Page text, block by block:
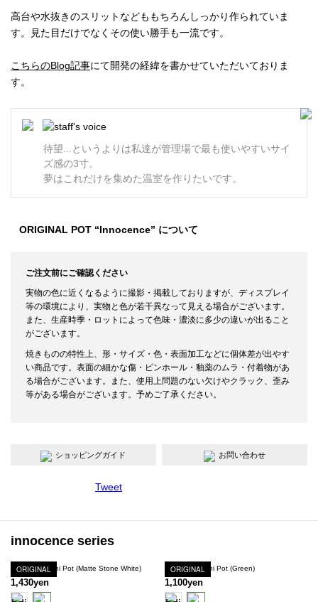
高台や水抜きのスリットなどももちろんしっかり作られていま
す。見た目だけでなくその使い勝手も一流です。
こちらのBlog記事にて開発の経緯を書かせていただいておりま
す。
待望...というよりは私達が管理場で最も使いやすいサイ
ズ感の3寸。
夢はこれだけを集めた温室を作りたいです。
ORIGINAL POT “Innocence” について
ご注文前にご確認ください
実物の色に近くなるように撮影・掲載しておりますが、ディスプレイ
等の環境により、実物と色が若干異なって見える場合がございます。
また、生産時季・ロットによって色味・濃淡に多少の違いが出ること
がございます。
焼きものの特性上、形・サイズ・色・表面加工などに個体差が出やす
い商品です。表面の細かな傷・ピンホール・釉薬のムラ・付着物があ
る場合がございます。また、使用上問題のない欠けやクラック、歪み
等がある場合がございます。予めご了承ください。
ショッピングガイド お問い合わせ
Tweet
innocence series
ORIGINAL
Innocence Mini Pot (Matte Stone White)
1,430yen
ORIGINAL
Innocence Mini Pot (Green)
1,100yen